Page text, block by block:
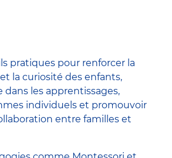
pratiques pour renforcer la
la curiosité des enfants,
les apprentissages,
individuels et promouvoir
entre familles et